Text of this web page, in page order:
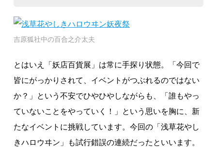
吉原狐社中の百合之介太夫
とはいえ「妖店百貨展」は常に手探り状態。「今回で
皆にがっかりされて、イベントがつぶれるのではない
か？」という不安でひやひやしながらも、「誰もやっ
ていないことをやっていく！」という思いを胸に、新
たなイベントに挑戦しています。今回の「浅草花やし
きハロウヰン」も試行錯誤の連続だったといいます。